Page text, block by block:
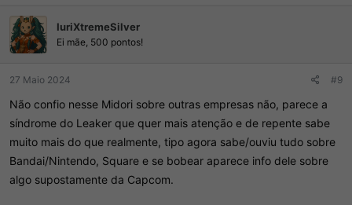
IuriXtremeSilver
Ei mãe, 500 pontos!
27 Maio 2024 #9
Não confio nesse Midori sobre outras empresas não, parece a
síndrome do Leaker que quer mais atenção e de repente sabe
muito mais do que realmente, tipo agora sabe/ouviu tudo sobre
Bandai/Nintendo, Square e se bobear aparece info dele sobre
algo supostamente da Capcom.